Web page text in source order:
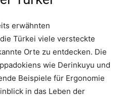
erwähnten
Türkei viele versteckte
Orte zu entdecken. Die
wie Derinkuyu und
Beispiele für Ergonomie
in das Leben der